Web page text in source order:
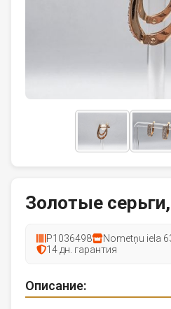
Золотые
P1036498 Nometņu iela
14 дн. гарантия
Описание: